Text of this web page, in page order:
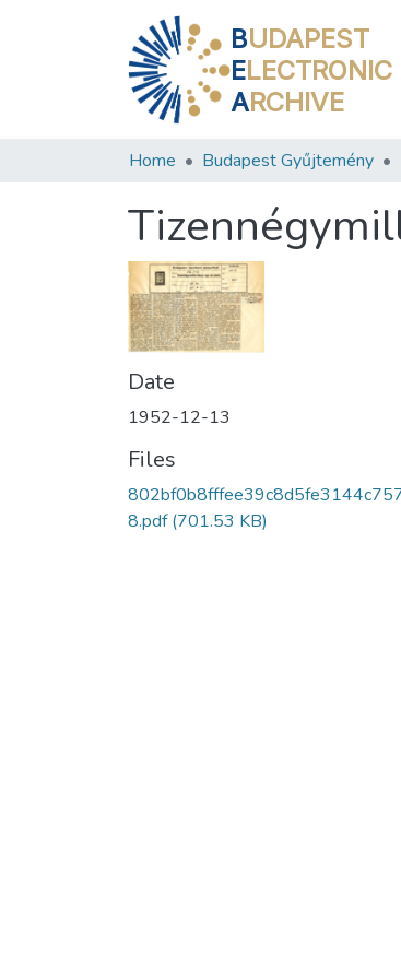
BUDAPEST
ELECTRONIC
ARCHIVE
Home Budapest Gyűjtemény
Date
1952-12-13
Files
8.pdf(701.53 KB)